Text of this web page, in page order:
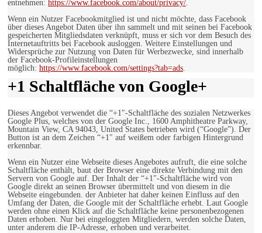
entnehmen: https://www.facebook.com/about/privacy/.
Wenn ein Nutzer Facebookmitglied ist und nicht möchte, dass Facebook
über dieses Angebot Daten über ihn sammelt und mit seinen bei Facebook
gespeicherten Mitgliedsdaten verknüpft, muss er sich vor dem Besuch des
Internetauftritts bei Facebook ausloggen. Weitere Einstellungen und
Widersprüche zur Nutzung von Daten für Werbezwecke, sind innerhalb
der Facebook-Profileinstellungen
möglich: https://www.facebook.com/settings?tab=ads.
+1 Schaltfläche von Google+
Dieses Angebot verwendet die “+1″-Schaltfläche des sozialen Netzwerkes
Google Plus, welches von der Google Inc., 1600 Amphitheatre Parkway,
Mountain View, CA 94043, United States betrieben wird (“Google”). Der
Button ist an dem Zeichen “+1″ auf weißem oder farbigen Hintergrund
erkennbar.
Wenn ein Nutzer eine Webseite dieses Angebotes aufruft, die eine solche
Schaltfläche enthält, baut der Browser eine direkte Verbindung mit den
Servern von Google auf. Der Inhalt der “+1″-Schaltfläche wird von
Google direkt an seinen Browser übermittelt und von diesem in die
Webseite eingebunden. der Anbieter hat daher keinen Einfluss auf den
Umfang der Daten, die Google mit der Schaltfläche erhebt. Laut Google
werden ohne einen Klick auf die Schaltfläche keine personenbezogenen
Daten erhoben. Nur bei eingeloggten Mitgliedern, werden solche Daten,
unter anderem die IP-Adresse, erhoben und verarbeitet.